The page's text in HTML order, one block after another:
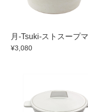
月‐Tsuki‐ストスープ
¥3,080